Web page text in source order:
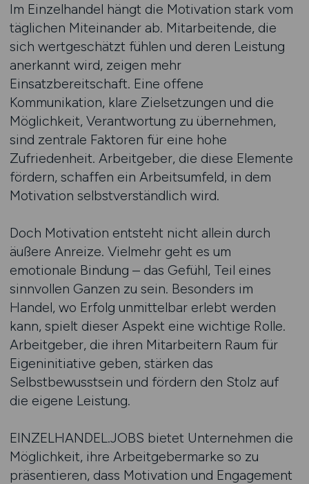
Im Einzelhandel hängt die Motivation stark vom
täglichen Miteinander ab. Mitarbeitende, die
sich wertgeschätzt fühlen und deren Leistung
anerkannt wird, zeigen mehr
Einsatzbereitschaft. Eine offene
Kommunikation, klare Zielsetzungen und die
Möglichkeit, Verantwortung zu übernehmen,
sind zentrale Faktoren für eine hohe
Zufriedenheit. Arbeitgeber, die diese Elemente
fördern, schaffen ein Arbeitsumfeld, in dem
Motivation selbstverständlich wird.
Doch Motivation entsteht nicht allein durch
äußere Anreize. Vielmehr geht es um
emotionale Bindung – das Gefühl, Teil eines
sinnvollen Ganzen zu sein. Besonders im
Handel, wo Erfolg unmittelbar erlebt werden
kann, spielt dieser Aspekt eine wichtige Rolle.
Arbeitgeber, die ihren Mitarbeitern Raum für
Eigeninitiative geben, stärken das
Selbstbewusstsein und fördern den Stolz auf
die eigene Leistung.
EINZELHANDEL.JOBS bietet Unternehmen die
Möglichkeit, ihre Arbeitgebermarke so zu
präsentieren, dass Motivation und Engagement